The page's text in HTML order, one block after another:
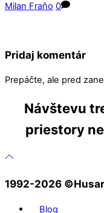
Milan Fraňo 0
Pridaj komentár
Prepáčte, ale pred
Návštevu
priestory
1992-2026
Blog